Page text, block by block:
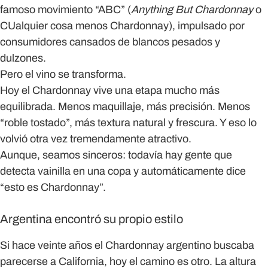
famoso movimiento “ABC” (Anything But Chardonnayo
CUalquier cosa menos Chardonnay), impulsado por
consumidores cansados de blancos pesados y
dulzones.
Pero el vino se transforma.
Hoy el Chardonnay vive una etapa mucho más
equilibrada. Menos maquillaje, más precisión. Menos
“roble tostado”, más textura natural y frescura. Y eso lo
volvió otra vez tremendamente atractivo.
Aunque, seamos sinceros: todavía hay gente que
detecta vainilla en una copa y automáticamente dice
“esto es Chardonnay”.
Argentina encontró su propio estilo
Si hace veinte años el Chardonnay argentino buscaba
parecerse a California, hoy el camino es otro. La altura